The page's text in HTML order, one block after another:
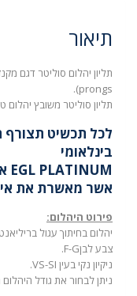
תיאור
prongs).
תליון סוליטר משובץ יהלום
לכל תכשיט תצורף
בינלאומי
EGL PLATINUM או GW LAB,
אשר מאשרת את
פירוט היהלום:
יהלום בחיתוך עגול
צבע לבןF-G.
ניקיון נקי בעין VS-SI.
ניתן לבחור את גודל